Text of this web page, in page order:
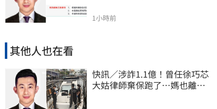
1小時前
其他人也在看
快訊／涉詐1.1億！曾任徐巧芯
大姑律師棄保跑了…媽也離